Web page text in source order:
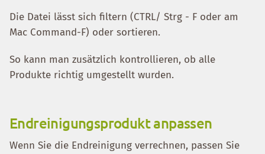
Die Datei lässt sich filtern (CTRL/ Strg - F oder am
Mac Command-F) oder sortieren.
So kann man zusätzlich kontrollieren, ob alle
Produkte richtig umgestellt wurden.
Endreinigungsprodukt anpassen
Wenn Sie die Endreinigung verrechnen, passen Sie